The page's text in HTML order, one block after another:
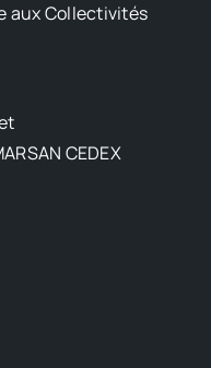
aux Collectivités
CEDEX